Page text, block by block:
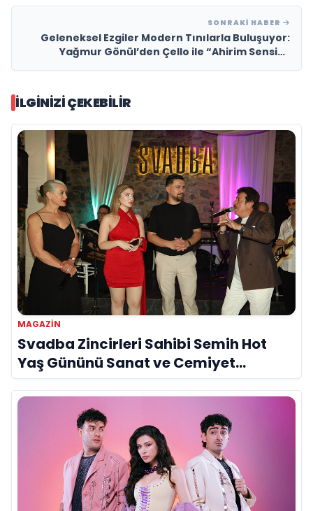
SONRAKI HABER
Geleneksel Ezgiler Modern Tınılarla Buluşuyor:
Yağmur Gönül’den Çello ile “Ahirim Sensin”
İLGINIZI ÇEKEBILIR
MAGAZIN
Svadba Zincirleri Sahibi Semih Hot
Yaş Gününü Sanat ve Cemiyet
Dünyasının Ünlü İsimleriyle Kutladı!